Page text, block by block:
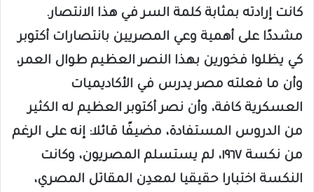
كانت إرادته بمثابة كلمة السر في هذا الانتصار.
مشددًا على أهمية وعي المصريين بانتصارات أكتوبر
كي يظلوا فخورين بهذا النصر العظيم طوال العمر،
وأن ما فعلته مصر يدرس في الأكاديميات
العسكرية كافة، وأن نصر أكتوبر العظيم له الكثير
من الدروس المستفادة، مضيفًا قائلا: إنه على الرغم
من نكسة ١٩٦٧، لم يستسلم المصريون، وكانت
النكسة اختبارا حقيقيا لمعدِن المقاتل المصري،